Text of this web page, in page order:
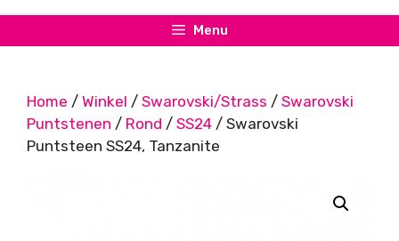
Menu
Home / Winkel / Swarovski/Strass / Swarovski
Puntstenen / Rond / SS24 / Swarovski
Puntsteen SS24, Tanzanite